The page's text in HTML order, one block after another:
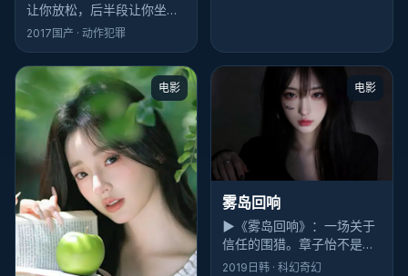
让你放松，后半段让你坐
直。《异境回响》的犯罪场
来——乌尔善懂规矩。
2017国产 · 动作犯罪
电影 电影
雾岛回响
▶ 《雾岛回响》：一场关于
信任的围猎。章子怡不是反
派，却承担了最多的「不舒
2019 日韩 · 科幻奇幻